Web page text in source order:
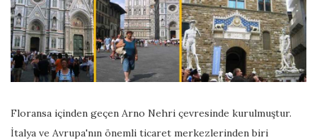
Floransa içinden geçen Arno Nehri çevresinde kurulmuştur.
İtalya ve Avrupa'nın önemli ticaret merkezlerinden biri